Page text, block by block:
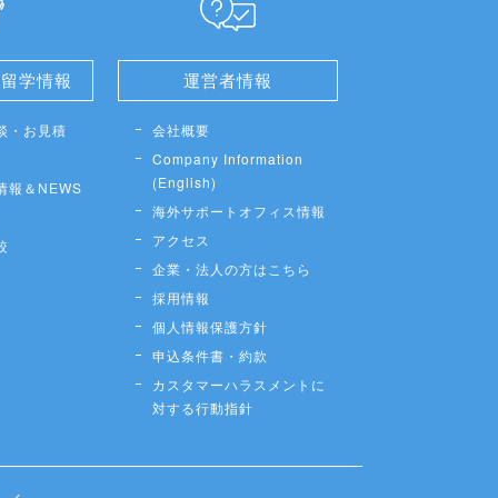
学情報
・お見積
報＆NEWS
運営者情報
会社概要
Company Information
(English)
海外サポートオフィス情報
アクセス
企業・法人の方はこちら
採用情報
個人情報保護方針
申込条件書・約款
カスタマーハラスメントに
対する行動指針